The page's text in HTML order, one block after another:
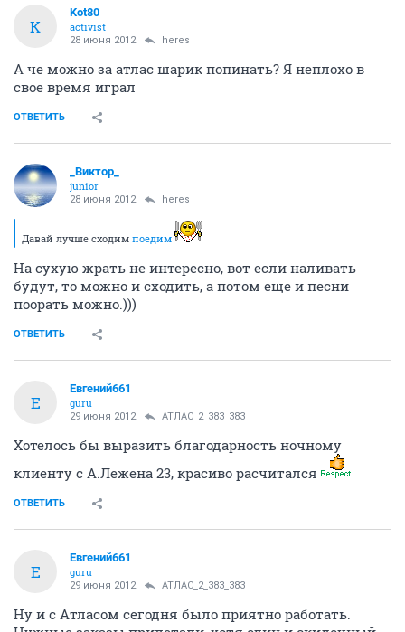
K
Kot80
activist
28 июня 2012 heres
А че можно за атлас шарик попинать? Я неплохо в
свое время играл
ОТВЕТИТЬ
_Виктор_
juniоr
28 июня 2012 heres
Давай лучше сходим поедим
На сухую жрать не интересно, вот если наливать
будут, то можно и сходить, а потом еще и песни
поорать можно.)))
ОТВЕТИТЬ
Е
Евгений661
guru
29 июня 2012 АТЛАС_2_383_383
Хотелось бы выразить благодарность ночному
клиенту с А.Лежена 23, красиво расчитался
ОТВЕТИТЬ
Е
Евгений661
guru
29 июня 2012 АТЛАС_2_383_383
Ну и с Атласом сегодня было приятно работать.